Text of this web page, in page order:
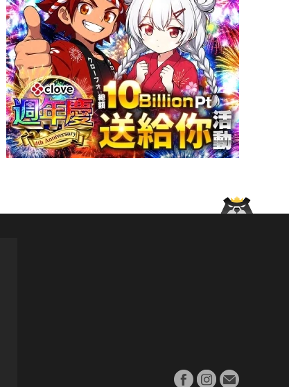
導入是清舊款庫存 還是新款與海外同步上市？！?
加價交車?
享受的人 陪你上山海的全天候敞篷跑車?
》相同命運 不敵歐盟GSR2法規?